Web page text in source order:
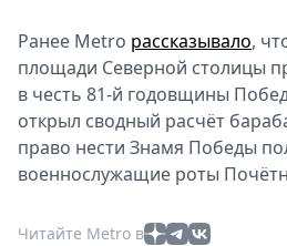
Ранее Metro рассказывало,
площади Северной столицы
в честь 81-й годовщины
открыл сводный расчёт
право нести Знамя Победы
военнослужащие роты
Читайте Metro в